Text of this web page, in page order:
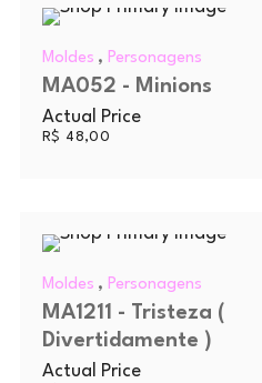
Moldes , Personagens
MA052 - Minions
Actual Price
R$ 48,00
Moldes , Personagens
MA1211 - Tristeza (
Divertidamente )
Actual Price